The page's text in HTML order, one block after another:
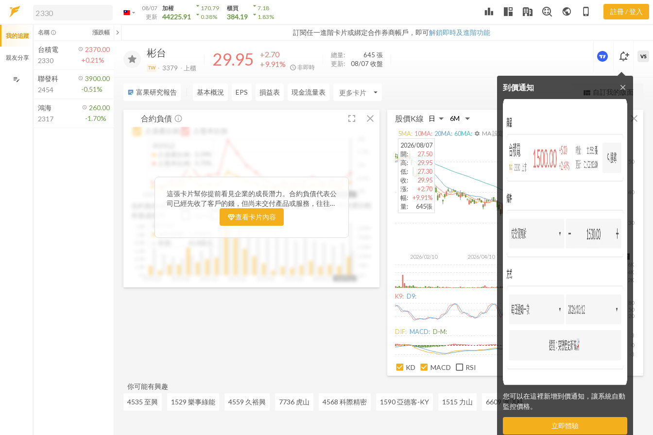
arrow_drop_down
08/07
更新
加權
44225.91
arrow_drop_down170.79
arrow_drop_down0.38%
櫃買
384.19
arrow_drop_down7.18
arrow_drop_down1.83% leaderboard public phone_iphone 註冊 / 登入
訂閱任一進階卡片或綁定合作券商帳戶，即可解鎖即時及進階功能
解鎖即時行情及進階功能
方案」，即可解鎖以下功能：
即時行情
即時市況與排行
成交金額熱力圖
前往方案訂閱
如何綁定合作券商
債
彬台
TW 3379 上櫃 29.95
+2.70
+9.91%
非即時
總量: 645 張
更新:
08/07 收盤
更強大的進階價量圖表
notification_add
到價通知
您可以在這裡新增到價通知，讓系統自動
監控價格。
立即體驗
close
VS
sticky_note_2 富果研究報告 基本概況 EPS 損益表 現金流量表 arrow_drop_down view_quilt 自訂我的版面
合約負債 fullscreen close
info_outline
2020Q4 2021Q3 2022Q2 2023Q1 2023Q4 2024Q3 2025Q2
合約負債成長率 QoQ YoY
YoY
這張卡片幫你提前看見企業的成長潛力。合約負債代表公
司已經先收了客戶的錢，但尚未交付產品或服務，往往是
未來營收的先行指標。透過觀察合約負債的季度變化與其
佔資產、股本的比例，你可以判斷企業手中訂單是否穩定
讓你在市場還沒反應前，就能搶先洞察企業的成長訊號。
查看卡片內容
股價K線 close
2026/02/10 2026/04/10
30
40
50
2026/08/07
2K
4K
6K
2026/08/07
開:
27.50
高:
29.95
低:
27.30
收:
29.95
漲:
+2.70
幅: +9.91%
量: 645張
5MA: 10MA: 20MA: 60MA: settings MA 設定
K9: D9:
20
50
80
DIF: MACD: D-M:
-3
0
3
KD MACD RSI
你可能有興趣
4535 至興
1529 樂事綠能 4559 久裕興 7736 虎山 4568 科際精密 1590 亞德客-KY 1515 力山 6609 瀧澤科
我的追蹤
親友分享
edit_note
名稱 info_outline 漲跌幅 chevron_left
台積電
2330
2370.00
+0.21%
聯發科
2454
3900.00
-0.51%
鴻海
2317
260.00
-1.70%